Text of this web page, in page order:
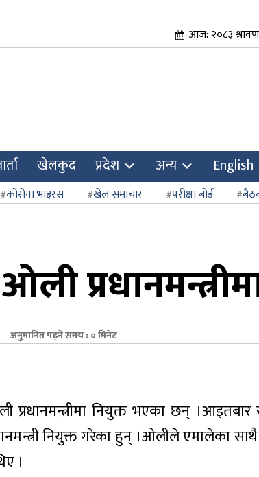
आज: २०८३
खेलकुद प्रदेश अन्य English
कोरोना भाइरस खेल समाचार परीक्षा बोर्ड
अनुमानित पढ्ने समय : ० मिनेट
नियुक्त भएका छन् ।आइतबार
नियुक्त गरेका हुन् ।ओलीले एमालेका
।